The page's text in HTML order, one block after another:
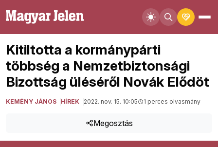
Kitiltotta a kormánypárti
többség a Nemzetbiztonsági
Bizottság üléséről Novák Elődöt
KEMÉNY JÁNOS HÍREK 2022. nov. 15. 10:05 1 perces olvasmány
Megosztás